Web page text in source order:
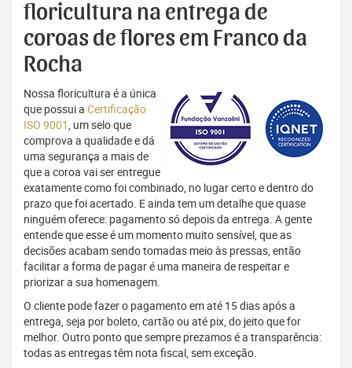
floricultura na entrega de
coroas de flores em Franco da
Rocha
Nossa floricultura é a única
que possui a Certificação
ISO 9001, um selo que
comprova a qualidade e dá
uma segurança a mais de
que a coroa vai ser entregue
exatamente como foi combinado, no lugar certo e dentro do
prazo que foi acertado. E ainda tem um detalhe que quase
ninguém oferece: pagamento só depois da entrega. A gente
entende que esse é um momento muito sensível, que as
decisões acabam sendo tomadas meio às pressas, então
facilitar a forma de pagar é uma maneira de respeitar e
priorizar a sua homenagem.
O cliente pode fazer o pagamento em até 15 dias após a
entrega, seja por boleto, cartão ou até pix, do jeito que for
melhor. Outro ponto que sempre prezamos é a transparência:
todas as entregas têm nota fiscal, sem exceção.